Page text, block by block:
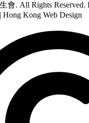
會. All Rights Reserved.
Hong Kong Web Design